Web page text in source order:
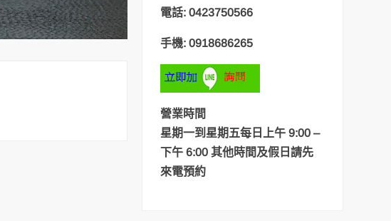
電話: 0423750566
手機: 0918686265
營業時間
星期一到星期五每日上午 9:00 –
下午 6:00 其他時間及假日請先
來電預約